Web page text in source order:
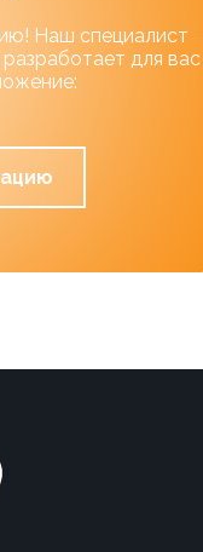
Наш специалист
для вас